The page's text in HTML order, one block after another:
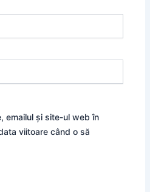
emailul și site-ul web în
viitoare când o să